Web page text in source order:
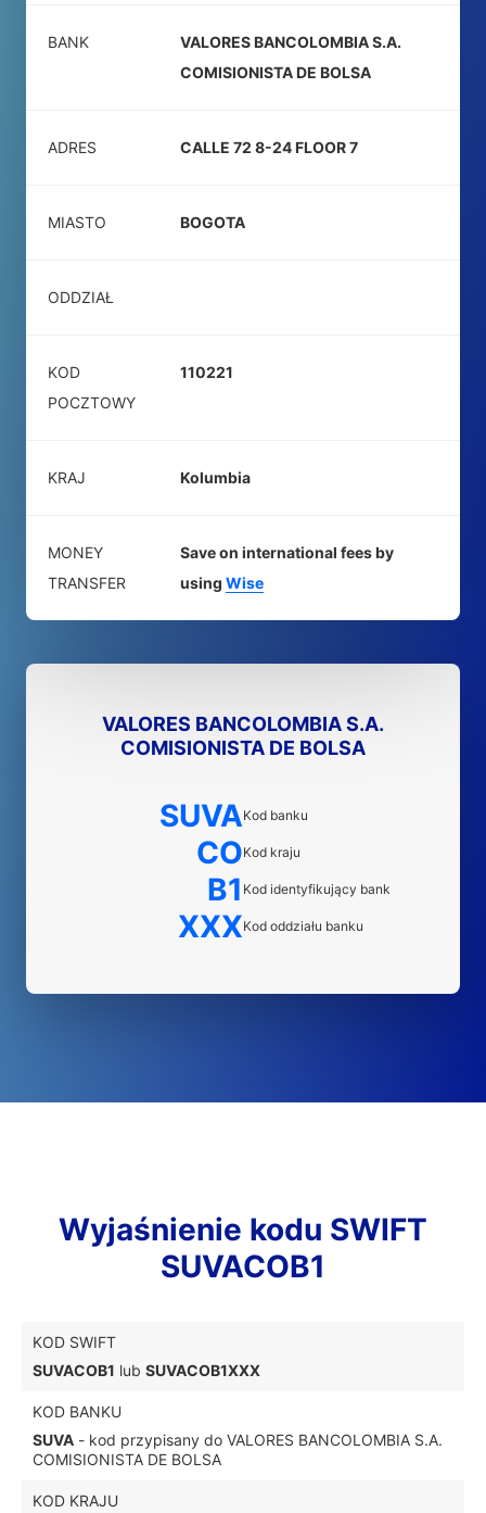
BANK
VALORES BANCOLOMBIA S.A.
COMISIONISTA DE BOLSA
ADRES CALLE 72 8-24 FLOOR 7
MIASTO BOGOTA
ODDZIAŁ
KOD
POCZTOWY
110221
KRAJ Kolumbia
MONEY
TRANSFER
Save on international fees by
using Wise
VALORES BANCOLOMBIA S.A.
COMISIONISTA DE BOLSA
SUVAKod banku
COKod kraju
B1 Kod identyfikujący bank
XXXKod oddziału banku
Wyjaśnienie kodu SWIFT
SUVACOB1
KOD SWIFT
SUVACOB1 lub SUVACOB1XXX
KOD BANKU
SUVA - kod przypisany do VALORES BANCOLOMBIA S.A.
COMISIONISTA DE BOLSA
KOD KRAJU